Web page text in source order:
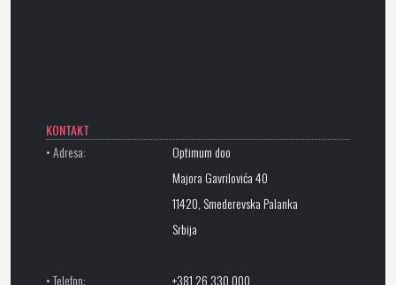
KONTAKT
• Adresa:
Optimum doo
Majora Gavrilovića 40
11420, Smederevska Palanka
Srbija
• Telefon: +381 26 330 000